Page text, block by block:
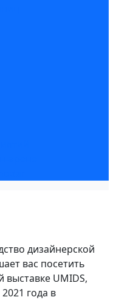
дизайнерской
вас посетить
выставке UMIDS,
года в